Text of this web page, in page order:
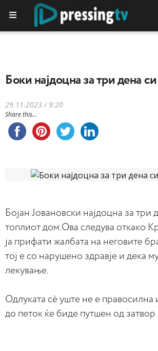
Боки најдоцна за три дена
29.11.2023 / 9:20
Share this...
Бојан Јовановски најдоцна за три
топлиот дом.Ова следува откако
ја прифати жалбата на неговите
тој е со нарушено здравје и дека
лекување.
Oдлуката сѐ уште не е правосилна
до петок ќе биде путшен од затвор